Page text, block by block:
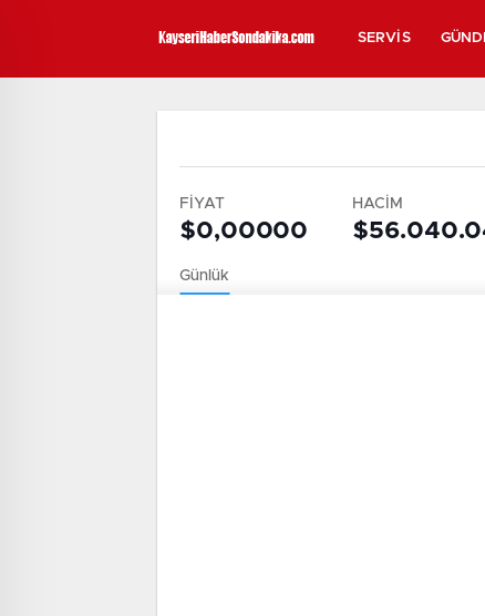
SERVIS
FİYAT
$0,00000
HACİM
Günlük